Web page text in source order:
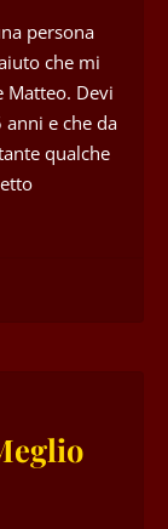
persona
che mi
Matteo. Devi
e che da
qualche